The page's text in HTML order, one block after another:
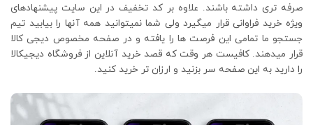
صرفه تری داشته باشند. علاوه بر کد تخفیف در این سایت پیشنهادهای
ویژه خرید فراوانی قرار میگیرد ولی شما نمیتوانید همه آنها را بیابید تیم
جستجو ما تمامی این فرصت ها را یافته و در صفحه مخصوص دیجی کالا
قرار میدهند. کافیست هر وقت که قصد خرید آنلاین از فروشگاه دیجیکالا
را دارید به این صفحه سر بزنید و ارزان تر خرید کنید.